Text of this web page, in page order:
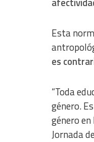
Esta
es
“Toda
género.
género
Jornada